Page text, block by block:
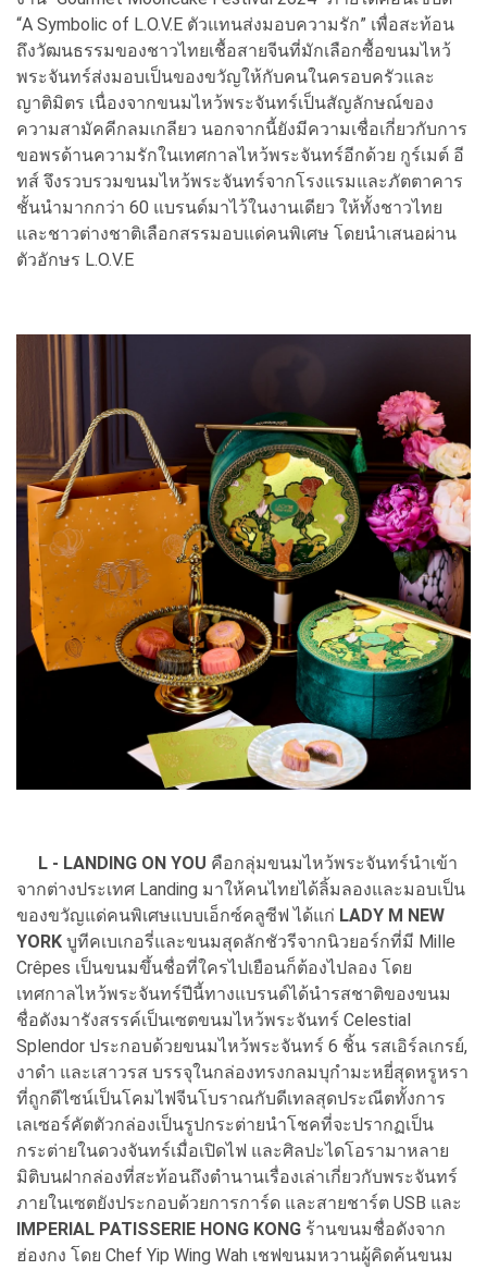
“A Symbolic of L.O.V.E ตัวแทนส่งมอบความรัก” เพื่อสะท้อน
ถึงวัฒนธรรมของชาวไทยเชื้อสายจีนที่มักเลือกซื้อขนมไหว้
พระจันทร์ส่งมอบเป็นของขวัญให้กับคนในครอบครัวและ
ญาติมิตร เนื่องจากขนมไหว้พระจันทร์เป็นสัญลักษณ์ของ
ความสามัคคีกลมเกลียว นอกจากนี้ยังมีความเชื่อเกี่ยวกับการ
ขอพรด้านความรักในเทศกาลไหว้พระจันทร์อีกด้วย กูร์เมต์ อี
ทส์ จึงรวบรวมขนมไหว้พระจันทร์จากโรงแรมและภัตตาคาร
ชั้นนำมากกว่า 60 แบรนด์มาไว้ในงานเดียว ให้ทั้งชาวไทย
และชาวต่างชาติเลือกสรรมอบแด่คนพิเศษ โดยนำเสนอผ่าน
ตัวอักษร L.O.V.E
L - LANDING ON YOU คือกลุ่มขนมไหว้พระจันทร์นำเข้า
จากต่างประเทศ Landing มาให้คนไทยได้ลิ้มลองและมอบเป็น
ของขวัญแด่คนพิเศษแบบเอ็กซ์คลูซีฟ ได้แก่ LADY M NEW
YORK บูทีคเบเกอรี่และขนมสุดลักชัวรีจากนิวยอร์กที่มี Mille
Crêpes เป็นขนมขึ้นชื่อที่ใครไปเยือนก็ต้องไปลอง โดย
เทศกาลไหว้พระจันทร์ปีนี้ทางแบรนด์ได้นำรสชาติของขนม
ชื่อดังมารังสรรค์เป็นเซตขนมไหว้พระจันทร์ Celestial
Splendor ประกอบด้วยขนมไหว้พระจันทร์ 6 ชิ้น รสเอิร์ลเกรย์,
งาดำ และเสาวรส บรรจุในกล่องทรงกลมบุกำมะหยี่สุดหรูหรา
ที่ถูกดีไซน์เป็นโคมไฟจีนโบราณกับดีเทลสุดประณีตทั้งการ
เลเซอร์คัตตัวกล่องเป็นรูปกระต่ายนำโชคที่จะปรากฏเป็น
กระต่ายในดวงจันทร์เมื่อเปิดไฟ และศิลปะไดโอรามาหลาย
มิติบนฝากล่องที่สะท้อนถึงตำนานเรื่องเล่าเกี่ยวกับพระจันทร์
ภายในเซตยังประกอบด้วยการการ์ด และสายชาร์ต USB และ
IMPERIAL PATISSERIE HONG KONG ร้านขนมชื่อดังจาก
ฮ่องกง โดย Chef Yip Wing Wah เชฟขนมหวานผู้คิดค้นขนม